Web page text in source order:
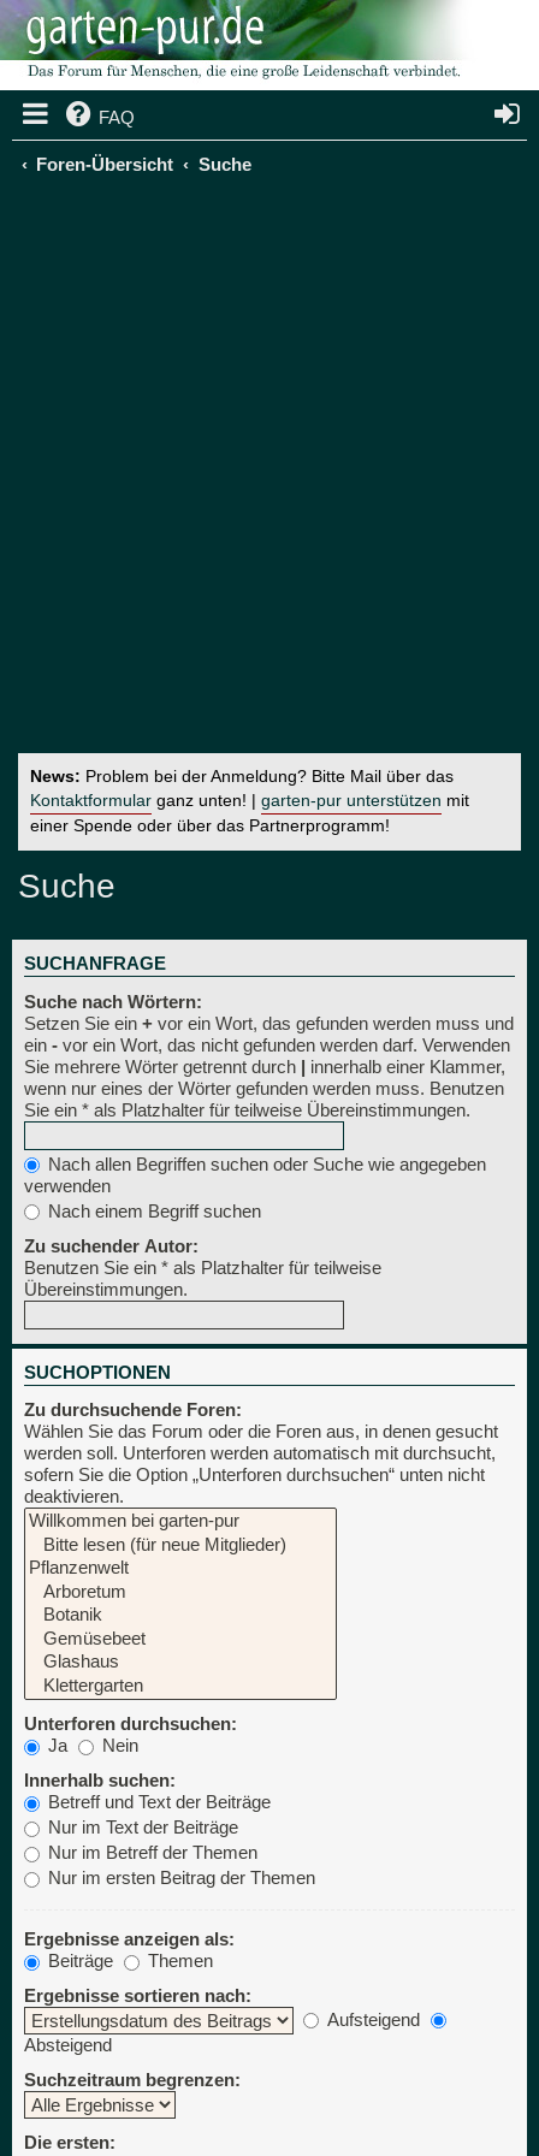
FAQ
Foren-Übersicht Suche
News: Problem bei der Anmeldung? Bitte Mail über das
Kontaktformular ganz unten! | garten-pur unterstützen mit
einer Spende oder über das Partnerprogramm!
Suche
SUCHANFRAGE
Suche nach Wörtern:
Setzen Sie ein + vor ein Wort, das gefunden werden muss und
ein - vor ein Wort, das nicht gefunden werden darf. Verwenden
Sie mehrere Wörter getrennt durch | innerhalb einer Klammer,
wenn nur eines der Wörter gefunden werden muss. Benutzen
Sie ein * als Platzhalter für teilweise Übereinstimmungen.
Nach allen Begriffen suchen oder Suche wie angegeben
verwenden
Nach einem Begriff suchen
Zu suchender Autor:
Benutzen Sie ein * als Platzhalter für teilweise
Übereinstimmungen.
SUCHOPTIONEN
Zu durchsuchende Foren:
Wählen Sie das Forum oder die Foren aus, in denen gesucht
werden soll. Unterforen werden automatisch mit durchsucht,
sofern Sie die Option „Unterforen durchsuchen“ unten nicht
deaktivieren.
Unterforen durchsuchen:
Ja
Nein
Innerhalb suchen:
Betreff und Text der Beiträge
Nur im Text der Beiträge
Nur im Betreff der Themen
Nur im ersten Beitrag der Themen
Ergebnisse anzeigen als:
Beiträge
Themen
Ergebnisse sortieren nach:
Aufsteigend
Absteigend
Suchzeitraum begrenzen:
Die ersten: